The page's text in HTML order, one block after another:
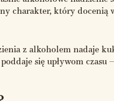
charakter, który docenią
z alkoholem nadaje
się upływom czasu